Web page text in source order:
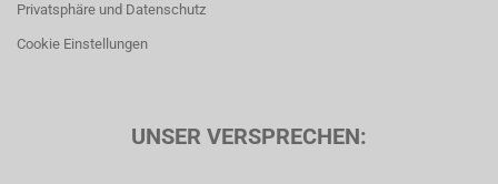
Privatsphäre und Datenschutz
Cookie Einstellungen
UNSER VERSPRECHEN: